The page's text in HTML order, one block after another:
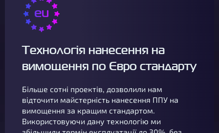
Технологія нанесення на
вимощення по Євро стандарту
Більше сотні проектів, дозволили нам
відточити майстерність нанесення ППУ на
вимощення за кращим стандартом.
Використовуючи дану технологію ми